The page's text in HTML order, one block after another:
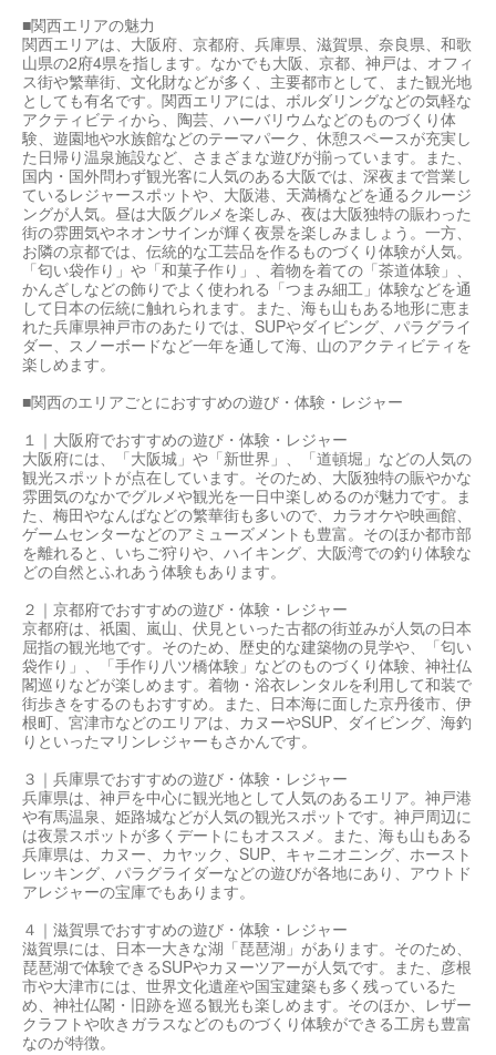
■関西エリアの魅力
関西エリアは、大阪府、京都府、兵庫県、滋賀県、奈良県、和歌
山県の2府4県を指します。なかでも大阪、京都、神戸は、オフィ
ス街や繁華街、文化財などが多く、主要都市として、また観光地
としても有名です。関西エリアには、ボルダリングなどの気軽な
アクティビティから、陶芸、ハーバリウムなどのものづくり体
験、遊園地や水族館などのテーマパーク、休憩スペースが充実し
た日帰り温泉施設など、さまざまな遊びが揃っています。また、
国内・国外問わず観光客に人気のある大阪では、深夜まで営業し
ているレジャースポットや、大阪港、天満橋などを通るクルージ
ングが人気。昼は大阪グルメを楽しみ、夜は大阪独特の賑わった
街の雰囲気やネオンサインが輝く夜景を楽しみましょう。一方、
お隣の京都では、伝統的な工芸品を作るものづくり体験が人気。
「匂い袋作り」や「和菓子作り」、着物を着ての「茶道体験」、
かんざしなどの飾りでよく使われる「つまみ細工」体験などを通
して日本の伝統に触れられます。また、海も山もある地形に恵ま
れた兵庫県神戸市のあたりでは、SUPやダイビング、パラグライ
ダー、スノーボードなど一年を通して海、山のアクティビティを
楽しめます。
■関西のエリアごとにおすすめの遊び・体験・レジャー
１｜大阪府でおすすめの遊び・体験・レジャー
大阪府には、「大阪城」や「新世界」、「道頓堀」などの人気の
観光スポットが点在しています。そのため、大阪独特の賑やかな
雰囲気のなかでグルメや観光を一日中楽しめるのが魅力です。ま
た、梅田やなんばなどの繁華街も多いので、カラオケや映画館、
ゲームセンターなどのアミューズメントも豊富。そのほか都市部
を離れると、いちご狩りや、ハイキング、大阪湾での釣り体験な
どの自然とふれあう体験もあります。
２｜京都府でおすすめの遊び・体験・レジャー
京都府は、祇園、嵐山、伏見といった古都の街並みが人気の日本
屈指の観光地です。そのため、歴史的な建築物の見学や、「匂い
袋作り」、「手作り八ツ橋体験」などのものづくり体験、神社仏
閣巡りなどが楽しめます。着物・浴衣レンタルを利用して和装で
街歩きをするのもおすすめ。また、日本海に面した京丹後市、伊
根町、宮津市などのエリアは、カヌーやSUP、ダイビング、海釣
りといったマリンレジャーもさかんです。
３｜兵庫県でおすすめの遊び・体験・レジャー
兵庫県は、神戸を中心に観光地として人気のあるエリア。神戸港
や有馬温泉、姫路城などが人気の観光スポットです。神戸周辺に
は夜景スポットが多くデートにもオススメ。また、海も山もある
兵庫県は、カヌー、カヤック、SUP、キャニオニング、ホースト
レッキング、パラグライダーなどの遊びが各地にあり、アウトド
アレジャーの宝庫でもあります。
４｜滋賀県でおすすめの遊び・体験・レジャー
滋賀県には、日本一大きな湖「琵琶湖」があります。そのため、
琵琶湖で体験できるSUPやカヌーツアーが人気です。また、彦根
市や大津市には、世界文化遺産や国宝建築も多く残っているた
め、神社仏閣・旧跡を巡る観光も楽しめます。そのほか、レザー
クラフトや吹きガラスなどのものづくり体験ができる工房も豊富
なのが特徴。